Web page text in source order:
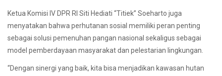
Ketua Komisi IV DPR RI Siti Hediati “Titiek” Soeharto juga
menyatakan bahwa perhutanan sosial memiliki peran penting
sebagai solusi pemenuhan pangan nasional sekaligus sebagai
model pemberdayaan masyarakat dan pelestarian lingkungan.
“Dengan sinergi yang baik, kita bisa menjadikan kawasan hutan